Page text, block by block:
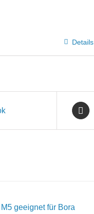
Details
geeignet für Bora